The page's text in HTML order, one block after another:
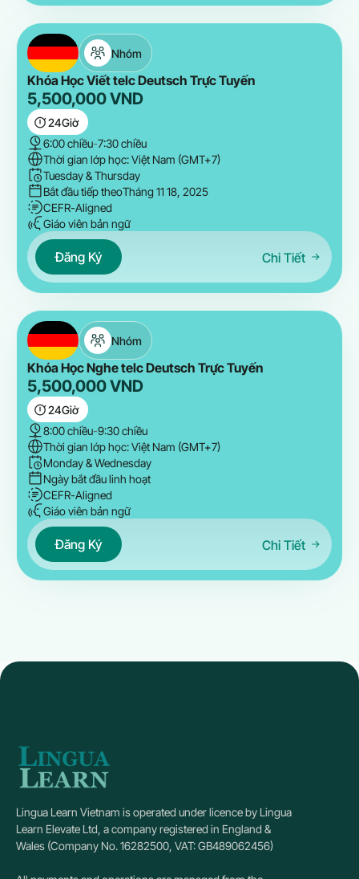
Nhóm
Khóa Học Viết telc Deutsch Trực Tuyến
5,500,000VND
24Giờ
6:00 chiều-7:30 chiều
Thời gian lớp học: Việt Nam (GMT+7)
Tuesday & Thursday
Bắt đầu tiếp theoTháng 11 18, 2025
CEFR-Aligned
Giáo viên bản ngữ
Đăng Ký Chi Tiết
Nhóm
Khóa Học Nghe telc Deutsch Trực Tuyến
5,500,000VND
24Giờ
8:00 chiều-9:30 chiều
Thời gian lớp học: Việt Nam (GMT+7)
Monday & Wednesday
Ngày bắt đầu linh hoạt
CEFR-Aligned
Giáo viên bản ngữ
Đăng Ký Chi Tiết
Lingua Learn Vietnam is operated under licence by Lingua
Learn Elevate Ltd, a company registered in England &
Wales (Company No. 16282500, VAT: GB489062456)